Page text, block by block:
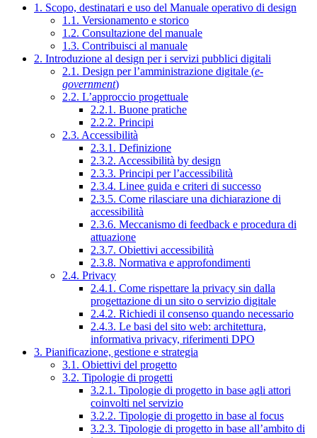
1. Scopo, destinatari e uso del Manuale operativo di design
1.1. Versionamento e storico
1.2. Consultazione del manuale
1.3. Contribuisci al manuale
2. Introduzione al design per i servizi pubblici digitali
2.1. Design per l’amministrazione digitale (e-
government)
2.2. L’approccio progettuale
2.2.1. Buone pratiche
2.2.2. Principi
2.3. Accessibilità
2.3.1. Definizione
2.3.2. Accessibilità by design
2.3.3. Principi per l’accessibilità
2.3.4. Linee guida e criteri di successo
2.3.5. Come rilasciare una dichiarazione di
accessibilità
2.3.6. Meccanismo di feedback e procedura di
attuazione
2.3.7. Obiettivi accessibilità
2.3.8. Normativa e approfondimenti
2.4. Privacy
2.4.1. Come rispettare la privacy sin dalla
progettazione di un sito o servizio digitale
2.4.2. Richiedi il consenso quando necessario
2.4.3. Le basi del sito web: architettura,
informativa privacy, riferimenti DPO
3. Pianificazione, gestione e strategia
3.1. Obiettivi del progetto
3.2. Tipologie di progetti
3.2.1. Tipologie di progetto in base agli attori
coinvolti nel servizio
3.2.2. Tipologie di progetto in base al focus
3.2.3. Tipologie di progetto in base all’ambito di